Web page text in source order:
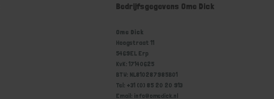
Bedrijfsgegevens Ome Dick
Ome Dick
Hoogstraat 11
5469EL Erp
KvK: 17140625
BTW: NL810287985B01
Tel: +31 (0) 85 20 20 913
Email: info@omedick.nl